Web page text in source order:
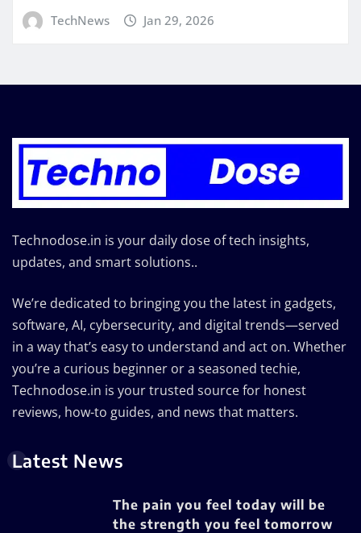
TechNews Jan 29, 2026
Technodose.in is your daily dose of tech insights,
updates, and smart solutions..
We’re dedicated to bringing you the latest in gadgets,
software, AI, cybersecurity, and digital trends—served
in a way that’s easy to understand and act on. Whether
you’re a curious beginner or a seasoned techie,
Technodose.in is your trusted source for honest
reviews, how-to guides, and news that matters.
Latest News
The pain you feel today will be
the strength you feel tomorrow